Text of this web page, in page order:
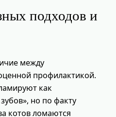
подходов и
между
профилактикой.
как
но по факту
котов ломаются